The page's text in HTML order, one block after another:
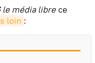
le média librece
loin :